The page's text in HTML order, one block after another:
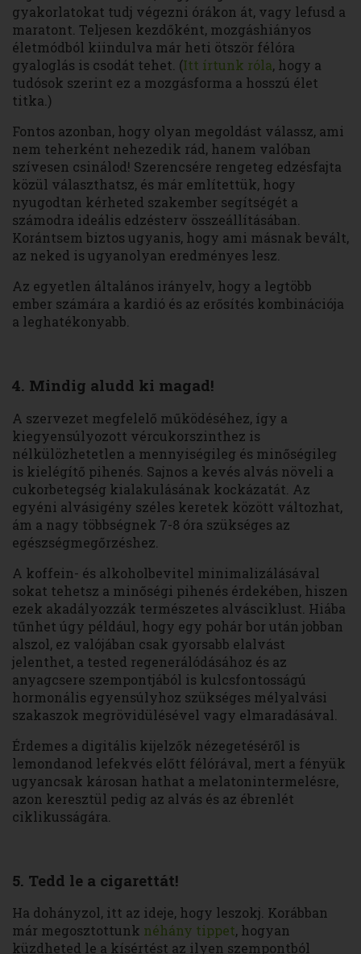
gyakorlatokat tudj végezni órákon át, vagy lefusd a
maratont. Teljesen kezdőként, mozgáshiányos
életmódból kiindulva már heti ötször félóra
gyaloglás is csodát tehet. (Itt írtunk róla, hogy a
tudósok szerint ez a mozgásforma a hosszú élet
titka.)
Fontos azonban, hogy olyan megoldást válassz, ami
nem teherként nehezedik rád, hanem valóban
szívesen csinálod! Szerencsére rengeteg edzésfajta
közül választhatsz, és már említettük, hogy
nyugodtan kérheted szakember segítségét a
számodra ideális edzésterv összeállításában.
Korántsem biztos ugyanis, hogy ami másnak bevált,
az neked is ugyanolyan eredményes lesz.
Az egyetlen általános irányelv, hogy a legtöbb
ember számára a kardió és az erősítés kombinációja
a leghatékonyabb.
4. Mindig aludd ki magad!
A szervezet megfelelő működéséhez, így a
kiegyensúlyozott vércukorszinthez is
nélkülözhetetlen a mennyiségileg és minőségileg
is kielégítő pihenés. Sajnos a kevés alvás növeli a
cukorbetegség kialakulásának kockázatát. Az
egyéni alvásigény széles keretek között változhat,
ám a nagy többségnek 7-8 óra szükséges az
egészségmegőrzéshez.
A koffein- és alkoholbevitel minimalizálásával
sokat tehetsz a minőségi pihenés érdekében, hiszen
ezek akadályozzák természetes alvásciklust. Hiába
tűnhet úgy például, hogy egy pohár bor után jobban
alszol, ez valójában csak gyorsabb elalvást
jelenthet, a tested regenerálódásához és az
anyagcsere szempontjából is kulcsfontosságú
hormonális egyensúlyhoz szükséges mélyalvási
szakaszok megrövidülésével vagy elmaradásával.
Érdemes a digitális kijelzők nézegetéséről is
lemondanod lefekvés előtt félórával, mert a fényük
ugyancsak károsan hathat a melatonintermelésre,
azon keresztül pedig az alvás és az ébrenlét
ciklikusságára.
5. Tedd le a cigarettát!
Ha dohányzol, itt az ideje, hogy leszokj. Korábban
már megosztottunk néhány tippet, hogyan
küzdheted le a kísértést az ilyen szempontból